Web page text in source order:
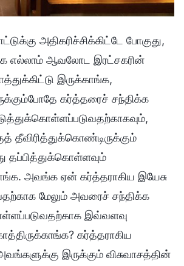
அதிகரிச்சிக்கிட்டே போகுது,
எல்லாம் ஆவலோட இரட்சகரின்
இருக்காங்க,
கர்த்தரைச் சந்திக்க
தீவிரித்துக்கொண்டிருக்கும்
தப்பித்துக்கொள்ளவும்
அவங்க ஏன் கர்த்தராகிய இயேசு
மேலும் அவரைச் சந்திக்க
இவ்வளவு
கர்த்தராகிய
இருக்கும் விசுவாசத்தின்